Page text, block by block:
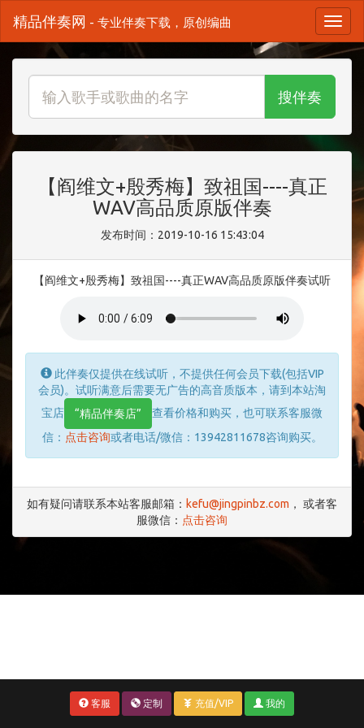
精品伴奏网 - 专业伴奏下载，原创编曲
搜伴奏
【阎维文+殷秀梅】致祖国----真正
WAV高品质原版伴奏
发布时间：2019-10-16 15:43:04
【阎维文+殷秀梅】致祖国----真正WAV高品质原版伴奏试听
此伴奏仅提供在线试听，不提供任何会员下载(包括VIP
会员)。试听满意后需要无广告的高音质版本，请到本站淘
宝店
“精品伴奏店”
查看价格和购买，也可联系客服微
信： 点击咨询或者电话/微信：13942811678咨询购买。
如有疑问请联系本站客服邮箱： kefu@jingpinbz.com ， 或者客
服微信： 点击咨询
客服 定制 充值/VIP 我的